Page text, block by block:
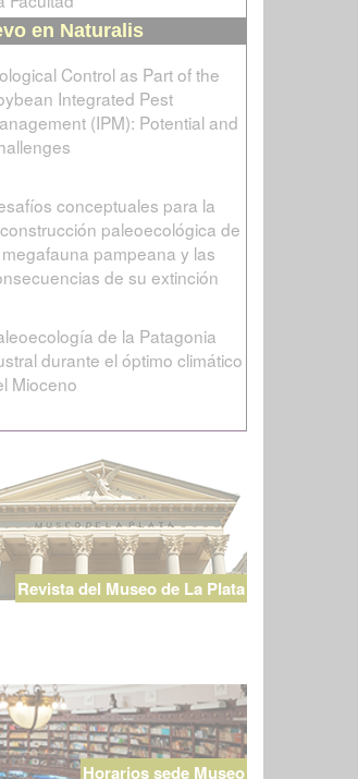
en Naturalis
Control as Part of the
Integrated Pest
(IPM): Potential and
conceptuales para la
paleoecológica de
pampeana y las
de su extinción
de la Patagonia
durante el óptimo climático
Mioceno
Revista del Museo de La Plata
Horarios sede Museo